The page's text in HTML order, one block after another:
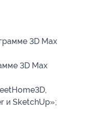
3D Max
3D Max
и SketchUp»;